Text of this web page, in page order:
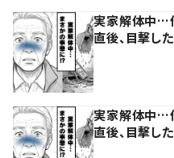
実家解体中…
直後、目撃し
実家解体中…
直後、目撃し